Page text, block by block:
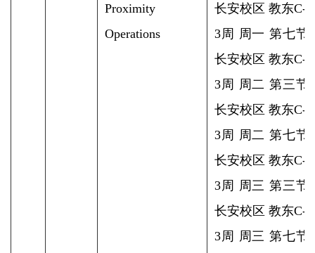
Proximity
Operations
长安校区 教东C-
3周 周一 第七节
长安校区 教东C-
3周 周二 第三节
长安校区 教东C-
3周 周二 第七节
长安校区 教东C-
3周 周三 第三节
长安校区 教东C-
3周 周三 第七节